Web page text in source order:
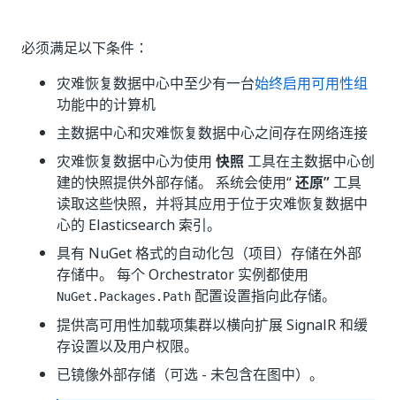
必须满足以下条件：
灾难恢复数据中心中至少有一台始终启用可用性组
功能中的计算机
主数据中心和灾难恢复数据中心之间存在网络连接
灾难恢复数据中心为使用 快照工具在主数据中心创
建的快照提供外部存储。 系统会使用“还原”工具
读取这些快照，并将其应用于位于灾难恢复数据中
心的 Elasticsearch 索引。
具有 NuGet 格式的自动化包（项目）存储在外部
存储中。 每个 Orchestrator 实例都使用
NuGet.Packages.Path 配置设置指向此存储。
提供高可用性加载项集群以横向扩展 SignalR 和缓
存设置以及用户权限。
已镜像外部存储（可选 - 未包含在图中）。